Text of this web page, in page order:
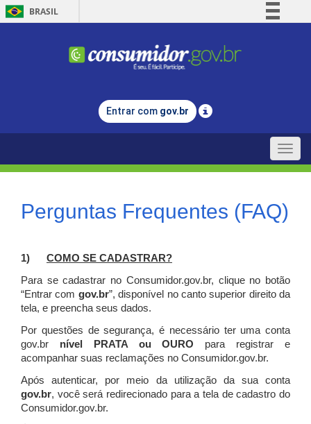
BRASIL
Comunica BR
Legislação
Entrar com gov.br
Toggle
Perguntas Frequentes (FAQ)
1) COMO SE CADASTRAR?
Para se cadastrar no Consumidor.gov.br, clique no botão
“Entrar com gov.br”, disponível no canto superior direito da
tela, e preencha seus dados.
Por questões de segurança, é necessário ter uma conta
gov.br nível PRATA ou OURO para registrar e
acompanhar suas reclamações no Consumidor.gov.br.
Após autenticar, por meio da utilização da sua conta
gov.br, você será redirecionado para a tela de cadastro do
Consumidor.gov.br.